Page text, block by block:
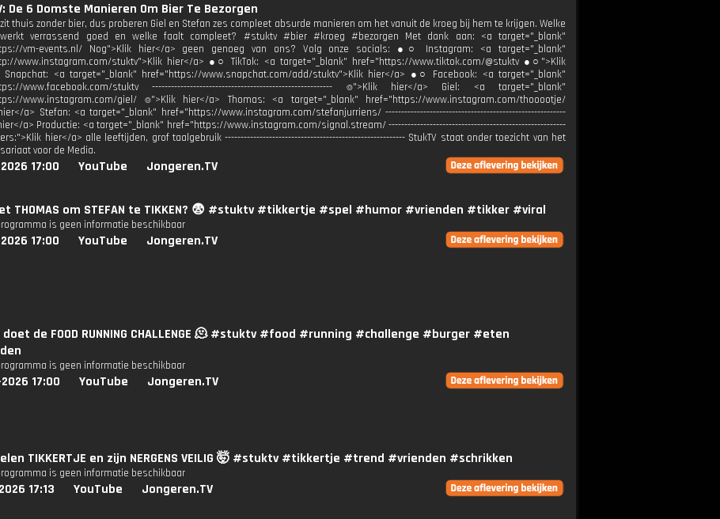
De 6 Domste Manieren Om Bier Te Bezorgen
thuis zonder bier, dus proberen Giel en Stefan zes compleet absurde manieren om het vanuit de kroeg bij hem te krijgen. Welke
verrassend goed en welke faalt compleet? #stuktv #bier #kroeg #bezorgen Met dank aan: <a target="_blank"
vm-events.nl/ Nog">Klik hier</a> geen genoeg van ons? Volg onze socials: ●○ Instagram: <a target="_blank"
www.instagram.com/stuktv">Klik hier</a> ●○ TikTok: <a target="_blank" href="https://www.tiktok.com/@stuktv ●○">Klik
Snapchat: <a target="_blank" href="https://www.snapchat.com/add/stuktv">Klik hier</a> ●○ Facebook: <a target="_blank"
www.facebook.com/stuktv --------------------------------------------------------- ⌾">Klik hier</a> Giel: <a target="_blank"
www.instagram.com/giel/ ⌾">Klik hier</a> Thomas: <a target="_blank" href="https://www.instagram.com/thooootje/
a> Stefan: <a target="_blank" href="https://www.instagram.com/stefanjurriens/ ---------------------------------------------------------
a> Productie: <a target="_blank" href="https://www.instagram.com/signal.stream/ --------------------------------------------------------
hier</a> alle leeftijden, grof taalgebruik --------------------------------------------------------- StukTV staat onder toezicht van het
voor de Media.
17:00 YouTube Jongeren.TV
THOMAS om STEFAN te TIKKEN? 😨 #stuktv #tikkertje #spel #humor #vrienden #tikker #viral
is geen informatie beschikbaar
17:00 YouTube Jongeren.TV
doet de FOOD RUNNING CHALLENGE 🫠 #stuktv #food #running #challenge #burger #eten
is geen informatie beschikbaar
17:00 YouTube Jongeren.TV
TIKKERTJE en zijn NERGENS VEILIG 🤯 #stuktv #tikkertje #trend #vrienden #schrikken
is geen informatie beschikbaar
17:13 YouTube Jongeren.TV